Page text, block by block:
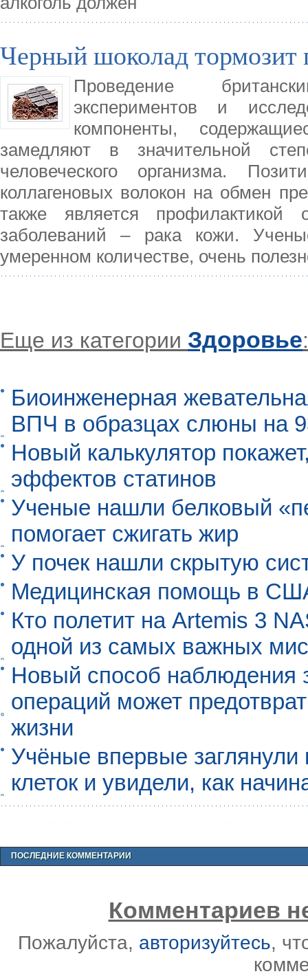
Черный шоколад тормозит
Проведение
экспериментов и
компоненты,
замедляют в значительной
человеческого организма.
коллагеновых волокон на обмен
также является профилактикой
заболеваний – рака кожи.
умеренном количестве, очень
Еще из категории Здоровье:
Биоинженерная
ВПЧ в образцах слюны на
Новый калькулятор
эффектов статинов
Ученые нашли белковый
помогает сжигать жир
У почек нашли скрытую
Медицинская помощь в
Кто полетит на Artemis 3
одной из самых важных
Новый способ наблюдения
операций может
жизни
Учёные впервые
клеток и увидели, как
ПОСЛЕДНИЕ КОММЕНТАРИИ
Комментариев
Пожалуйста, авторизуйтесь,